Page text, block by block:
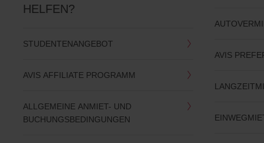
HELFEN?
STUDENTENANGEBOT
AVIS AFFILIATE PROGRAMM
ALLGEMEINE ANMIET- UND
BUCHUNGSBEDINGUNGEN
AVIS